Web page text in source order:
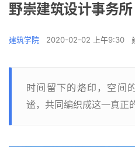
野崇建筑设计事务所
建筑学院 2020-02-02 上午9:30
时间留下的烙印，空间
谧，共同编织成这一真正的